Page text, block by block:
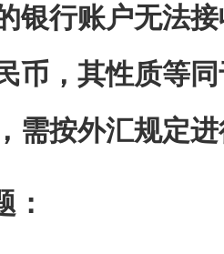
银行账户无法
币，其性质等
需按外汇规定
：